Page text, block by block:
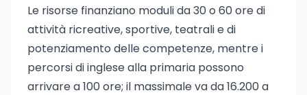
Le risorse finanziano moduli da 30 o 60 ore di
attività ricreative, sportive, teatrali e di
potenziamento delle competenze, mentre i
percorsi di inglese alla primaria possono
arrivare a 100 ore; il massimale va da 16.200 a